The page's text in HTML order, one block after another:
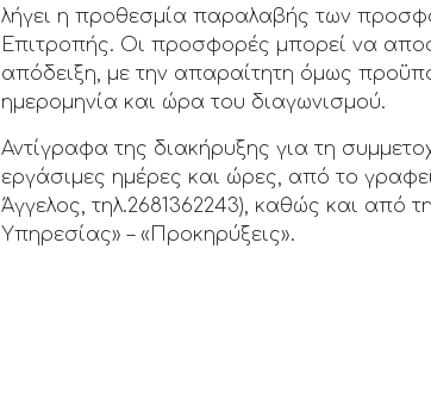
λήγει η προθεσμία παραλαβής των
Επιτροπής. Οι προσφορές μπορεί να
απόδειξη, με την απαραίτητη όμως
ημερομηνία και ώρα του διαγωνισμού.
Αντίγραφα της διακήρυξης για τη
εργάσιμες ημέρες και ώρες, από το
Άγγελος, τηλ.2681362243), καθώς και από
Υπηρεσίας» – «Προκηρύξεις».